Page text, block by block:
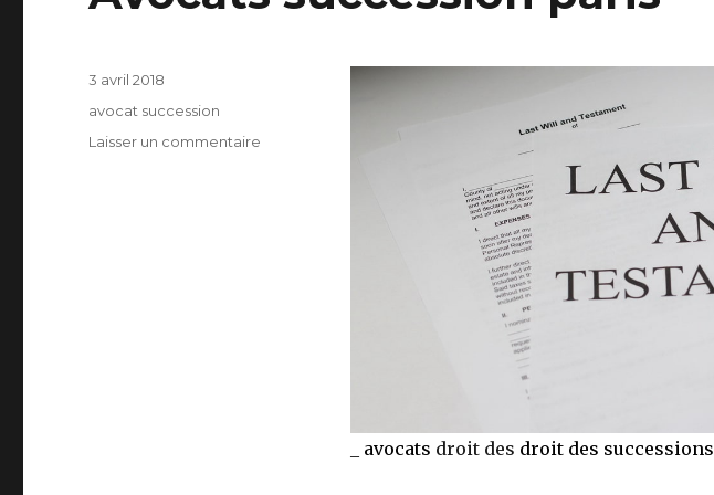
avocats droit des droit des successions
Publié
3 avril 2018
Catégories
avocat succession
Laisser un commentaire